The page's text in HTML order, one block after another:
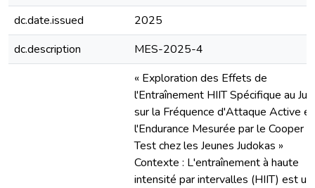
dc.date.issued
2025
dc.description
MES-2025-4
« Exploration des Effets de
l'Entraînement HIIT Spécifique au
sur la Fréquence d'Attaque Active et
l'Endurance Mesurée par le Cooper
Test chez les Jeunes Judokas »
Contexte : L'entraînement à haute
intensité par intervalles (HIIT) est